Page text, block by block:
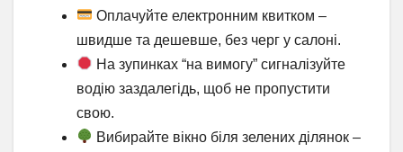
Оплачуйте електронним квитком –
швидше та дешевше, без черг у салоні.
На зупинках “на вимогу” сигналізуйте
водію заздалегідь, щоб не пропустити
свою.
Вибирайте вікно біля зелених ділянок –